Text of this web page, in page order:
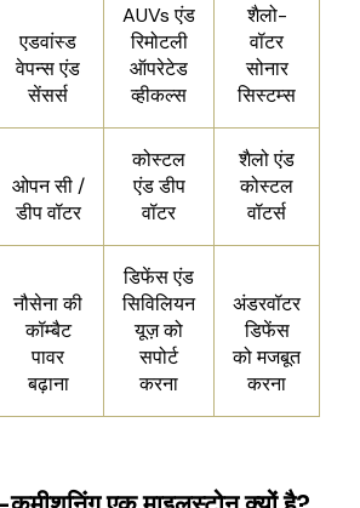
एडवांस्ड
वेपन्स एंड
सेंसर्स
AUVs एंड
रिमोटली
ऑपरेटेड
व्हीकल्स
शैलो-
वॉटर
सोनार
सिस्टम्स
ओपन सी /
डीप वॉटर
कोस्टल
एंड डीप
वॉटर
शैलो एंड
कोस्टल
वॉटर्स
नौसेना की
कॉम्बैट
पावर
बढ़ाना
डिफेंस एंड
सिविलियन
यूज़ को
सपोर्ट
करना
अंडरवॉटर
डिफेंस
को मजबूत
करना